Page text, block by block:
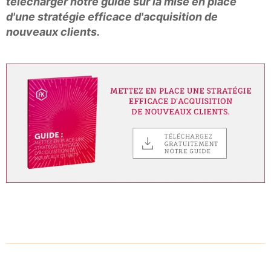
d'une stratégie efficace d'acquisition de
nouveaux clients.